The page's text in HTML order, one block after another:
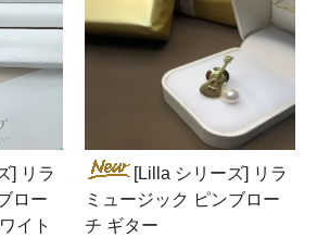
] リラ
ロー
イト
[Lilla シリーズ] リラ
ミュージック ピンブロー
チ ギター